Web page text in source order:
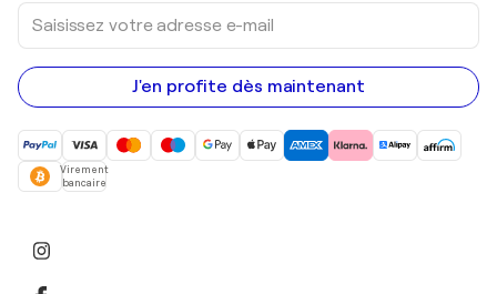
Saisissez
votre
adresse
e-
mail
J'en profite dès maintenant
Virement
bancaire